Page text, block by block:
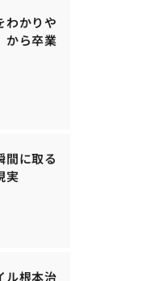
わかりや
から卒業
間に取る
実
ル根本治